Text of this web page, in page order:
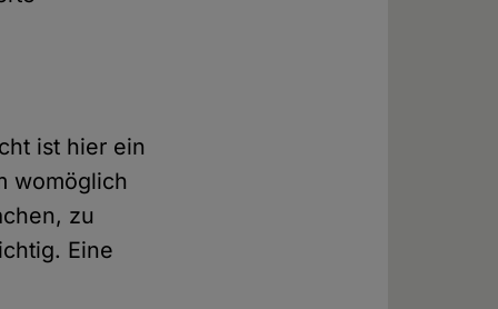
ist hier ein
womöglich
zu
Eine